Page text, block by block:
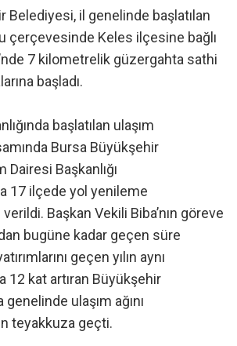
Belediyesi, il genelinde başlatılan
çerçevesinde Keles ilçesine bağlı
7 kilometrelik güzergahta sathi
başladı.
başlatılan ulaşım
Bursa Büyükşehir
Dairesi Başkanlığı
17 ilçede yol yenileme
verildi. Başkan Vekili Biba’nın göreve
bugüne kadar geçen süre
geçen yılın aynı
12 kat artıran Büyükşehir
ulaşım ağını
teyakkuza geçti.